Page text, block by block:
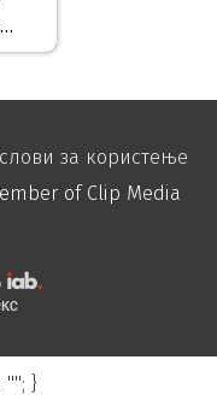
за користење
of Clip Media
""; }